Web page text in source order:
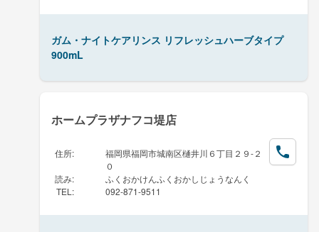
ガム・ナイトケアリンス リフレッシュハーブタイプ
900mL
ホームプラザナフコ堤店
住所:
福岡県福岡市城南区樋井川６丁目２９-２
０
読み:
ふくおかけんふくおかしじょうなんく
TEL : 092-871-9511